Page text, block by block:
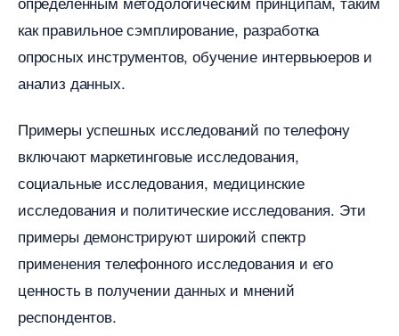
как правильное сэмплирование, разработка
опросных инструментов, обучение интервьюеров и
анализ данных.​
Примеры успешных исследований по телефону
ключают маркетинговые исследования,
социальные исследования, медицинские
исследования и политические исследования.​ Эти
примеры демонстрируют широкий спектр
применения телефонного исследования и его
ценность в получении данных и мнений
респондентов.​